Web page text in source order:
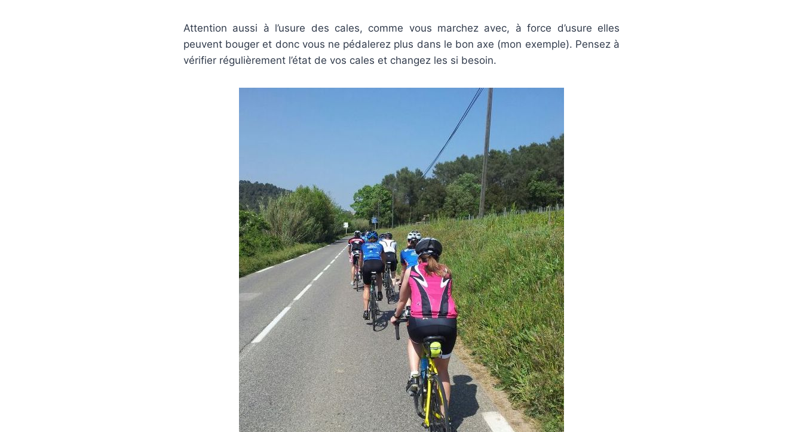
Attention aussi à l’usure des cales, comme vous marchez avec, à force d’usure elles
peuvent bouger et donc vous ne pédalerez plus dans le bon axe (mon exemple). Pensez à
vérifier régulièrement l’état de vos cales et changez les si besoin.